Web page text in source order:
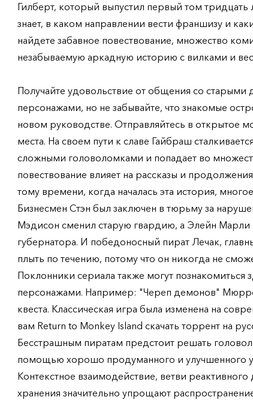
Гилберт, который выпустил первый том тридцать
знает, в каком направлении вести франшизу и
найдете забавное повествование, множество
незабываемую аркадную историю с вилками и
Получайте удовольствие от общения со
персонажами, но не забывайте, что знакомые
новом руководстве. Отправляйтесь в открытое
места. На своем пути к славе Гайбраш
сложными головоломками и попадает во
повествование влияет на рассказы и
тому времени, когда началась эта история,
Бизнесмен Стэн был заключен в тюрьму за
Мэдисон сменил старую гвардию, а Элейн Марли
губернатора. И победоносный пират Лечак,
плыть по течению, потому что он никогда не
Поклонники сериала также могут познакомиться
персонажами. Например: "Череп демонов"
квеста. Классическая игра была изменена на
вам Return to Monkey Island скачать торрент на
Бесстрашным пиратам предстоит решать
помощью хорошо продуманного и улучшенного
Контекстное взаимодействие, ветви
хранения значительно упрощают